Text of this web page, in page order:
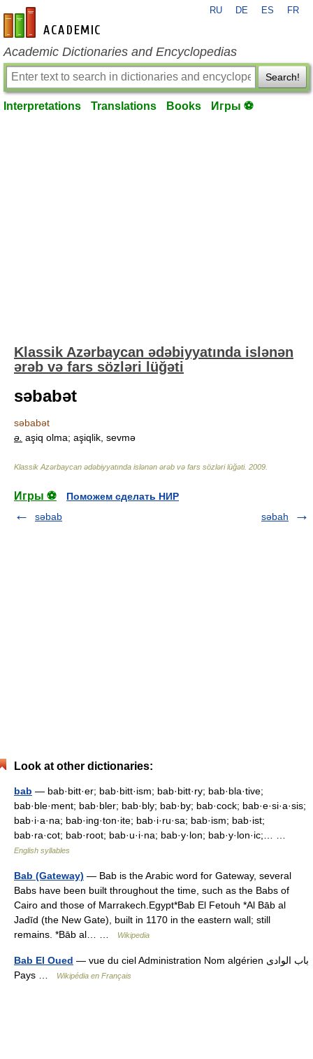
en-academic.com
RU DE ES FR
Academic Dictionaries and Encyclopedias
Search!
Interpretations Translations Books Игры ⚽
Klassik Azərbaycan ədəbiyyatında islənən
ərəb və fars sözləri lüğəti
səbabət
səbabət
ə. aşiq olma; aşiqlik, sevmə
Klassik Azərbaycan ədəbiyyatında islənən ərəb və fars sözləri lüğəti. 2009
Игры ⚽
Поможем сделать НИР
səbab
səbah
Look at other dictionaries:
bab — bab·bitt·er; bab·bitt·ism; bab·bitt·ry; bab·bla·tive;
bab·ble·ment; bab·bler; bab·bly; bab·by; bab·cock; bab·e·si·a·sis;
bab·i·a·na; bab·ing·ton·ite; bab·i·ru·sa; bab·ism; bab·ist;
bab·ra·cot; bab·root; bab·u·i·na; bab·y·lon; bab·y·lon·ic;… …
English syllables
Bab (Gateway) — Bab is the Arabic word for Gateway, several
Babs have been built throughout the time, such as the Babs of
Cairo and those of Marrakech.Egypt*Bab El Fetouh *Al Bāb al
Jadīd (the New Gate), built in 1170 in the eastern wall; still
remains. *Bāb al… …
Wikipedia
Bab El Oued — vue du ciel Administration Nom algérien باب الوادى
Pays …
Wikipédia en Français